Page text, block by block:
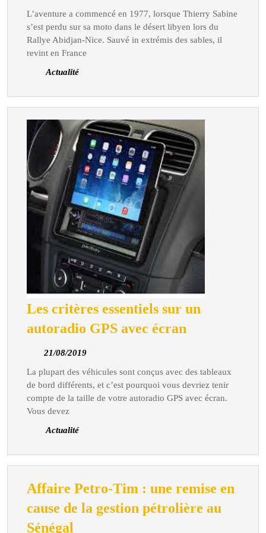
Paris-
Dakar
2000
L’aventure a commencé en 1977, lorsque Thierry Sabine
s’est perdu sur sa moto dans le désert libyen lors du
Rallye Abidjan-Nice. Sauvé in extrémis des sables, il
revint en France
Actualité
Les critères essentiels sur un
autoradio GPS avec écran
sur
un
écran
21/08/201921/08/2019
La plupart des véhicules sont conçus avec des tableaux
de bord différents, et c’est pourquoi vous devriez tenir
compte de la taille de votre autoradio GPS avec écran.
Vous devez
Actualité
Affaire Petro-Tim : une remise en
cause de la gestion pétrolière au
Sénégal